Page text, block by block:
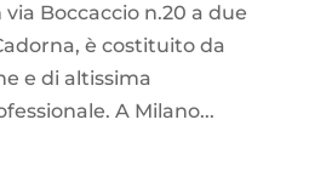
Boccaccio n.20 a due
è costituito da
e di altissima
A Milano...